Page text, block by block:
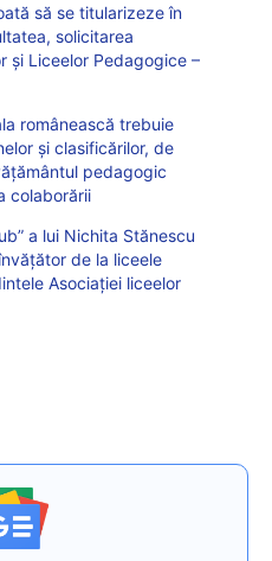
să se titularizeze în
solicitarea
şi Liceelor Pedagogice –
românească trebuie
și clasificărilor, de
pedagogic
colaborării
a lui Nichita Stănescu
de la liceele
Asociației liceelor